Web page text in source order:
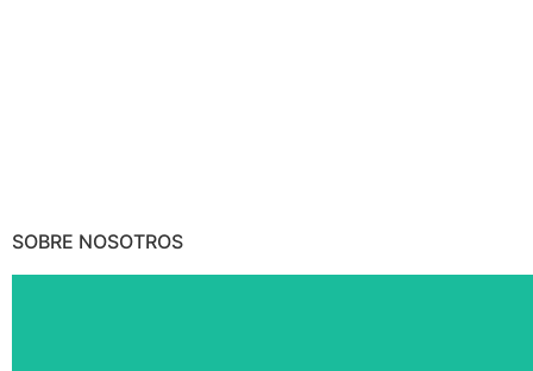
SOBRE NOSOTROS